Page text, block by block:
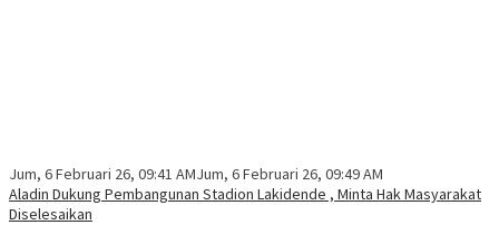
Jum, 6 Februari 26, 09:41 AMJum, 6 Februari 26, 09:49 AM
Aladin Dukung Pembangunan Stadion Lakidende , Minta Hak Masyarakat
Diselesaikan